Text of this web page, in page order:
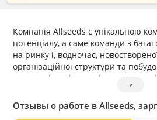
Компанія Allseeds є унікальною
потенціалу, а саме команди з
на ринку і, водночас,
організаційної структури та
технологіями індустріальних
та керівництво компанії відомі на
років (раніше як
новій формі Олсідз існує з 2010 року.
˅
Отзывы о работе в Allseeds,